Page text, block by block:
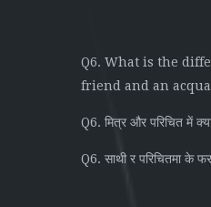
Q6. What is the
friend and an
Q6. मित्र और परिचित में
Q6. साथी र परिचितमा के